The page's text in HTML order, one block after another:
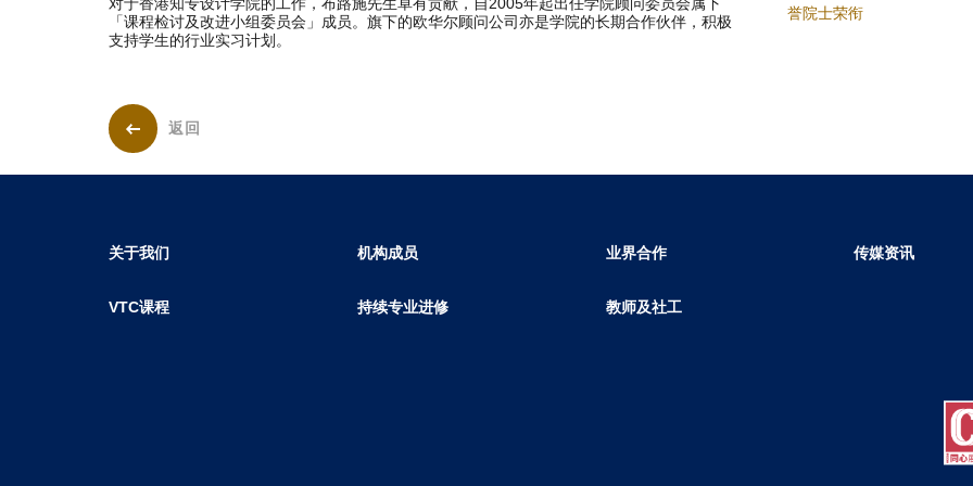
誉院士荣衔
「课程检讨及改进小组委员会」成员。旗下的欧华尔顾问公司亦是学院的长期合作伙伴，积极
支持学生的行业实习计划。
返回
关于我们 机构成员 业界合作 传媒资讯
VTC课程 持续专业进修 教师及社工